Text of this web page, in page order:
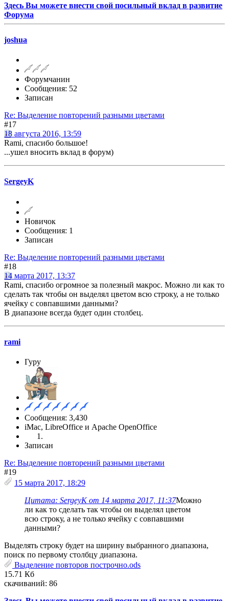
Здесь Вы можете внести свой посильный вклад в развитие
Форума
joshua
Форумчанин
Сообщения: 52
Записан
Re: Выделение повторений разными цветами
#17
18 августа 2016, 13:59
Rami, спасибо большое!
...ушел вносить вклад в форум)
SergeyK
Новичок
Сообщения: 1
Записан
Re: Выделение повторений разными цветами
#18
14 марта 2017, 13:37
Rami, спасибо огромное за полезный макрос. Можно ли как то
сделать так чтобы он выделял цветом всю строку, а не только
ячейку с совпавшими данными?
В диапазоне всегда будет один столбец.
rami
Гуру
Сообщения: 3,430
iMac, LibreOffice и Apache OpenOffice
Записан
Re: Выделение повторений разными цветами
#19
15 марта 2017, 18:29
Цитата: SergeyK от 14 марта 2017, 11:37Можно
ли как то сделать так чтобы он выделял цветом
всю строку, а не только ячейку с совпавшими
данными?
Выделять строку будет на ширину выбранного диапазона,
поиск по первому столбцу диапазона.
Выделение повторов построчно.ods
15.71 Кб
скачиваний: 86